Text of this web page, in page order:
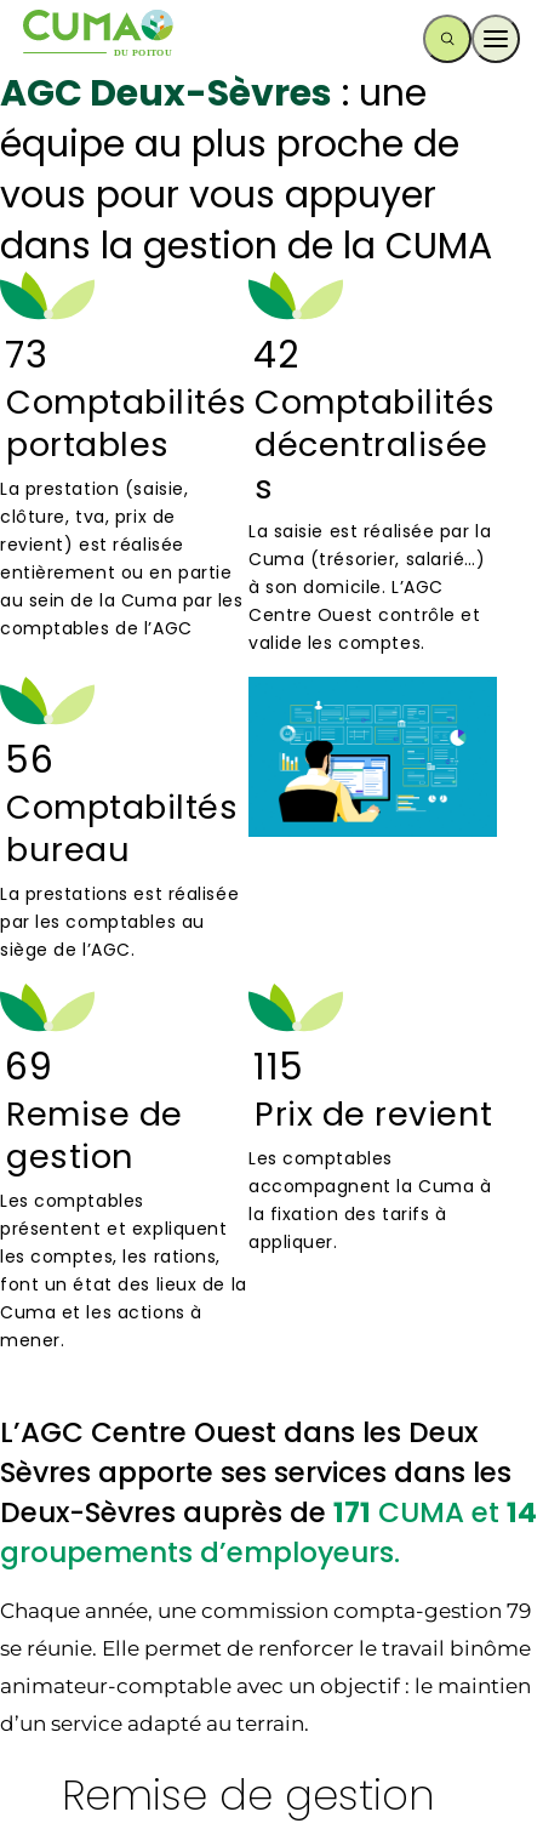
AGC Deux-Sèvres : une
équipe au plus proche de
vous pour vous appuyer
dans la gestion de la CUMA
73
Comptabilités
portables
La prestation (saisie,
clôture, tva, prix de
revient) est réalisée
entièrement ou en partie
au sein de la Cuma par les
comptables de l’AGC
42
Comptabilités
décentralisée
s
La saisie est réalisée par la
Cuma (trésorier, salarié…)
à son domicile. L’AGC
Centre Ouest contrôle et
valide les comptes.
56
Comptabiltés
bureau
La prestations est réalisée
par les comptables au
siège de l’AGC.
69
Remise de
gestion
Les comptables
présentent et expliquent
les comptes, les rations,
font un état des lieux de la
Cuma et les actions à
mener.
115
Prix de revient
Les comptables
accompagnent la Cuma à
la fixation des tarifs à
appliquer.
L’AGC Centre Ouest dans les Deux
Sèvres apporte ses services dans les
Deux-Sèvres auprès de 171 CUMA et 14
groupements d’employeurs.
Chaque année, une commission compta-gestion 79
se réunie. Elle permet de renforcer le travail binôme
animateur-comptable avec un objectif : le maintien
d’un service adapté au terrain.
Remise de gestion